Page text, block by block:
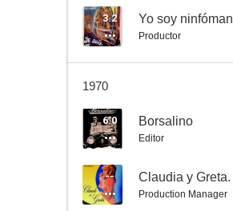
--
3.2 Yo soy
Productor
1970
6.0 Borsalino
Editor
-- Claudia y
Production Manager